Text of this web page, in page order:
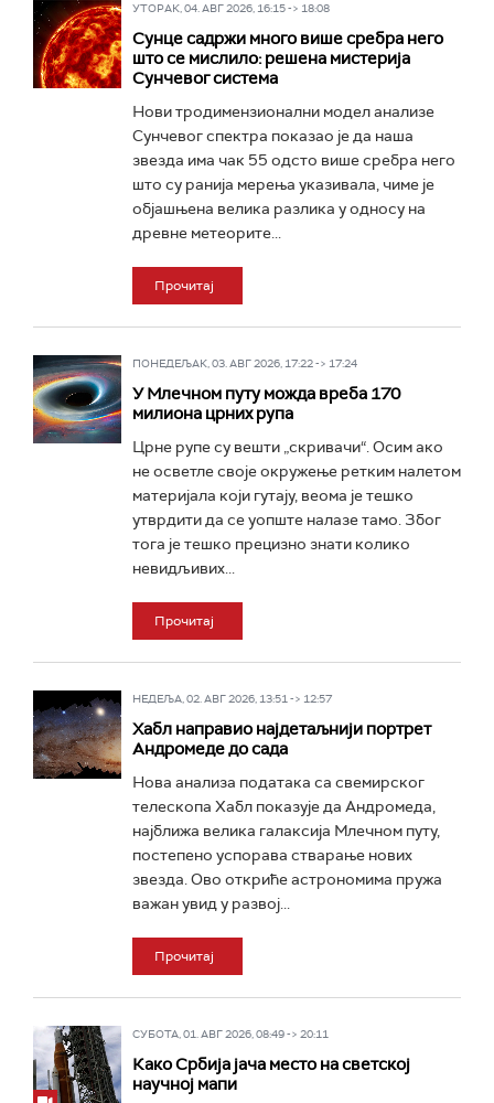
УТОРАК, 04. АВГ 2026, 16:15 -> 18:08
Сунце садржи много више сребра него
што се мислило: решена мистерија
Сунчевог система
Нови тродимензионални модел анализе
Сунчевог спектра показао је да наша
звезда има чак 55 одсто више сребра него
што су ранија мерења указивала, чиме је
објашњена велика разлика у односу на
древне метеорите...
Прочитај
ПОНЕДЕЉАК, 03. АВГ 2026, 17:22 -> 17:24
У Млечном путу можда вреба 170
милиона црних рупа
Црне рупе су вешти „скривачи“. Осим ако
не осветле своје окружење ретким налетом
материјала који гутају, веома је тешко
утврдити да се уопште налазе тамо. Због
тога је тешко прецизно знати колико
невидљивих...
Прочитај
НЕДЕЉА, 02. АВГ 2026, 13:51 -> 12:57
Хабл направио најдетаљнији портрет
Андромеде до сада
Нова анализа података са свемирског
телескопа Хабл показује да Андромеда,
најближа велика галаксија Млечном путу,
постепено успорава стварање нових
звезда. Ово откриће астрономима пружа
важан увид у развој...
Прочитај
СУБОТА, 01. АВГ 2026, 08:49 -> 20:11
Како Србија јача место на светској
научној мапи